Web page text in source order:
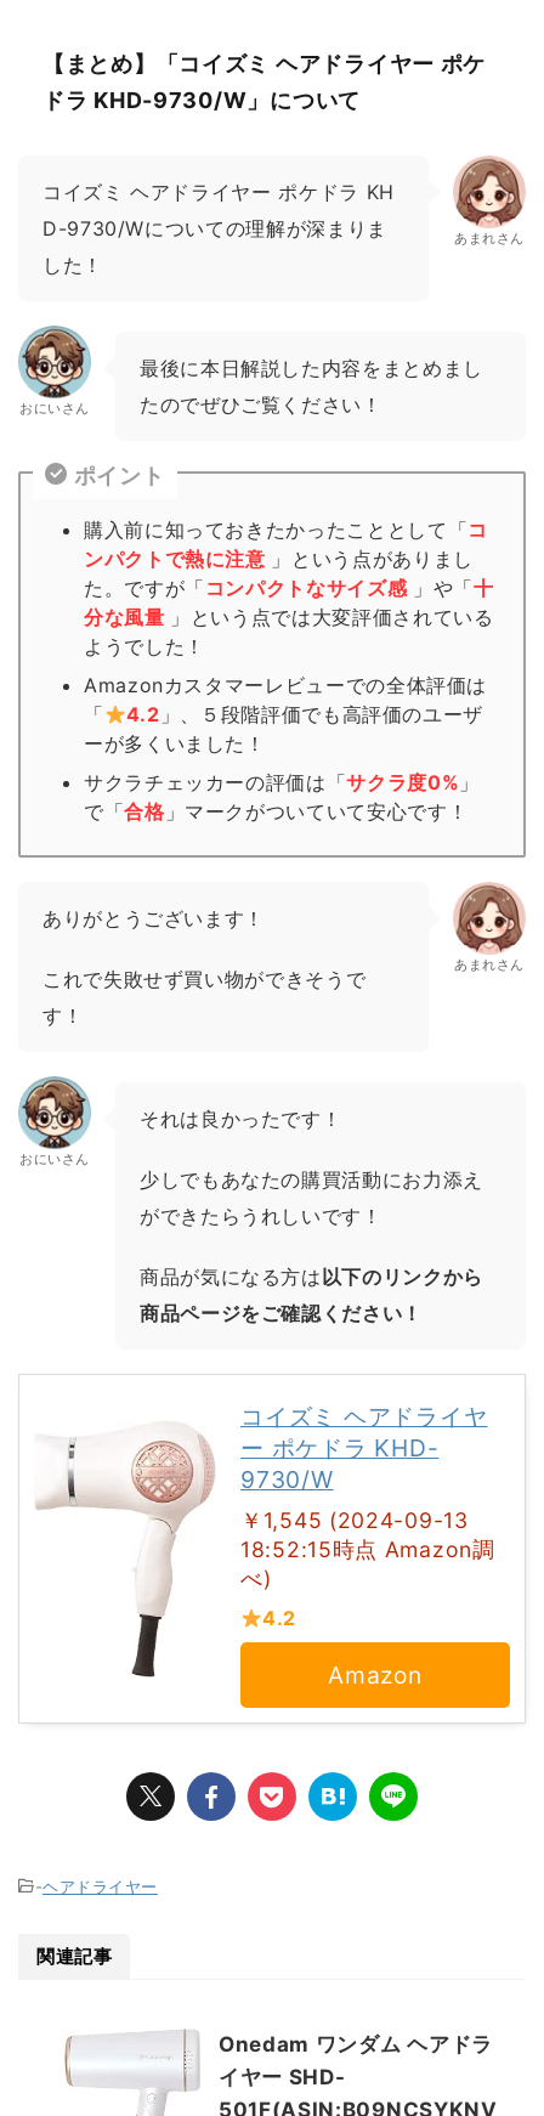
【まとめ】「コイズミ ヘアドライヤー ポケ
ドラ KHD-9730/W」について
コイズミ ヘアドライヤー ポケドラ KH
D-9730/Wについての理解が深まりま
した！
あまれさん
おにいさん
最後に本日解説した内容をまとめまし
たのでぜひご覧ください！
ポイント
購入前に知っておきたかったこととして「コ
ンパクトで熱に注意 」という点がありまし
た。ですが「 コンパクトなサイズ感 」や「十
分な風量 」という点では大変評価されている
ようでした！
Amazonカスタマーレビューでの全体評価は
「
4.2 」、５段階評価でも高評価のユーザ
ーが多くいました！
サクラチェッカーの評価は「サクラ度0% 」
で「合格 」 マーク がついていて安心です！
ありがとうございます！
これで失敗せず買い物ができそうで
す！
あまれさん
おにいさん
それは良かったです！
少しでもあなたの購買活動にお力添え
ができたらうれしいです！
商品が気になる方は以下のリンクから
商品ページをご確認ください！
コイズミ ヘアドライヤ
ー ポケドラ KHD-
9730/W
￥1,545 (2024-09-13
18:52:15時点 Amazon調
べ)
4.2
Amazon
-ヘアドライヤー
関連記事
Onedam ワンダム ヘアドラ
イヤー SHD-
501F(ASIN:B09NCSYKNV